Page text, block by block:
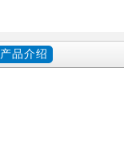
产品介绍